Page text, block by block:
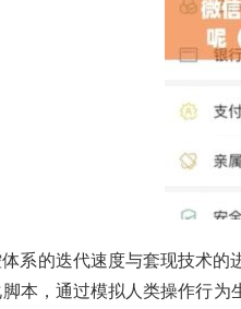
系的迭代速度与套现技术的
本，通过模拟人类操作行